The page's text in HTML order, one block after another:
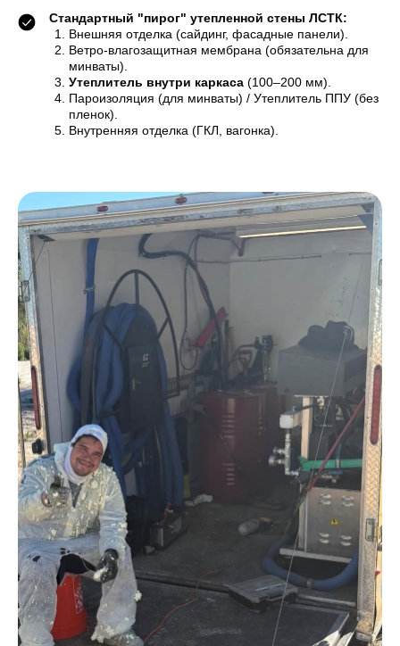
Стандартный "пирог" утепленной стены ЛСТК:
Внешняя отделка (сайдинг, фасадные панели).
Ветро-влагозащитная мембрана (обязательна для
минваты).
Утеплитель внутри каркаса (100–200 мм).
Пароизоляция (для минваты) / Утеплитель ППУ (без
пленок).
Внутренняя отделка (ГКЛ, вагонка).